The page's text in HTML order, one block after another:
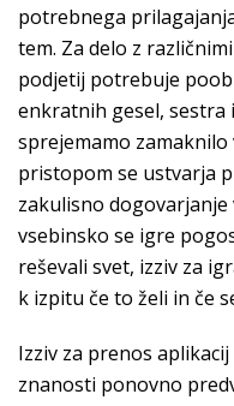
potrebnega
tem. Za delo z
podjetij potrebuje
enkratnih gesel, sestra
sprejemamo zamaknilo
pristopom se ustvarja
zakulisno dogovarjanje
vsebinsko se igre
reševali svet, izziv za
k izpitu če to želi in če
Izziv za prenos
znanosti ponovno